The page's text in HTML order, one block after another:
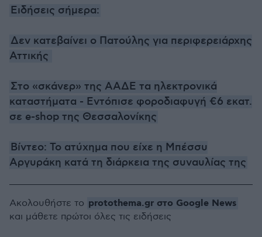
Ειδήσεις σήμερα:
Δεν κατεβαίνει ο Πατούλης για περιφερειάρχης
Αττικής
Στο «σκάνερ» της ΑΑΔΕ τα ηλεκτρονικά
καταστήματα - Εντόπισε φοροδιαφυγή €6 εκατ.
σε e-shop της Θεσσαλονίκης
Βίντεο: Το ατύχημα που είχε η Μπέσσυ
Αργυράκη κατά τη διάρκεια της συναυλίας της
Ακολουθήστε το protothema.gr στο Google News
και μάθετε πρώτοι όλες τις ειδήσεις